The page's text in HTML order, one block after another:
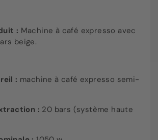
: Machine à café expresso avec
beige.
: machine à café expresso semi-
: 20 bars (système haute